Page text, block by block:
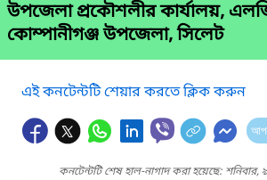
উপজেলা প্রকৌশলীর কার্যালয়,
কোম্পানীগঞ্জ উপজেলা, সিলেট
এই কনটেন্টটি শেয়ার করতে ক্লিক করুন
কনটেন্টটি শেষ হাল-নাগাদ করা হয়েছে: